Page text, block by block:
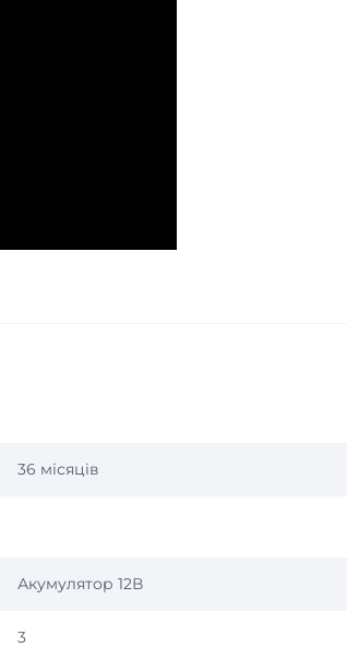
36 місяців
Акумулятор 12В
3